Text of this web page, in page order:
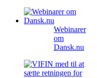
Webinarer
om
Dansk.nu